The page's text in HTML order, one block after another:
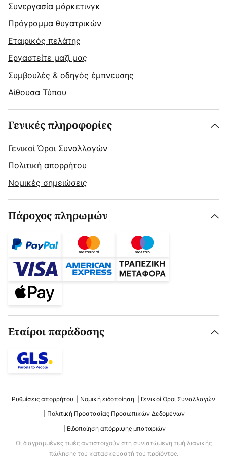
Συνεργασία μάρκετινγκ
Πρόγραμμα θυγατρικών
Εταιρικός πελάτης
Εργαστείτε μαζί μας
Συμβουλές & οδηγός έμπνευσης
Αίθουσα Τύπου
Γενικές πληροφορίες
Γενικοί Όροι Συναλλαγών
Πολιτική απορρήτου
Νομικές σημειώσεις
Πάροχος πληρωμών
Εταίροι παράδοσης
Ρυθμίσεις απορρήτου Νομική ειδοποίηση
Γενικοί Όροι Συναλλαγών
Πολιτική Προστασίας Προσωπικών Δεδομένων
Ειδοποίηση απόρριψης μπαταριών
Οι διαγραμμένες τιμές αντιστοιχούν στη συνιστώμενη τιμή λιανικής
πώλησης του κατασκευαστή του προϊόντος.